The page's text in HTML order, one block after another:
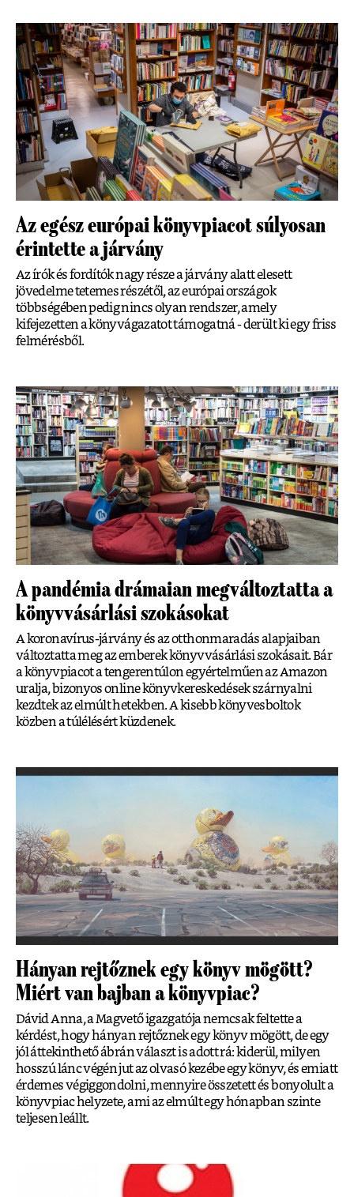
Az egész európai könyvpiacot súlyosan
érintette a járvány
Az írók és fordítók nagy része a járvány alatt elesett
jövedelme tetemes részétől, az európai országok
többségében pedig nincs olyan rendszer, amely
kifejezetten a könyvágazatot támogatná - derült ki egy friss
felmérésből.
A pandémia drámaian megváltoztatta a
könyvvásárlási szokásokat
A koronavírus-járvány és az otthonmaradás alapjaiban
változtatta meg az emberek könyvvásárlási szokásait. Bár
a könyvpiacot a tengerentúlon egyértelműen az Amazon
uralja, bizonyos online könyvkereskedések szárnyalni
kezdtek az elmúlt hetekben. A kisebb könyvesboltok
közben a túlélésért küzdenek.
Hányan rejtőznek egy könyv mögött?
Miért van bajban a könyvpiac?
Dávid Anna, a Magvető igazgatója nemcsak feltette a
kérdést, hogy hányan rejtőznek egy könyv mögött, de egy
jól áttekinthető ábrán választ is adott rá: kiderül, milyen
hosszú lánc végén jut az olvasó kezébe egy könyv, és emiatt
érdemes végiggondolni, mennyire összetett és bonyolult a
könyvpiac helyzete, ami az elmúlt egy hónapban szinte
teljesen leállt.